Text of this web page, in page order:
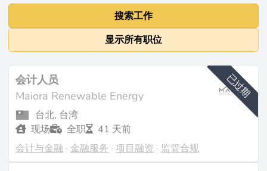
搜索工作
显示所有职位
已过期
会计人员
Maiora Renewable Energy
台北, 台湾
现场
全职
41 天前
会计与金融 · 金融服务 ·项目融资 · 监管合规